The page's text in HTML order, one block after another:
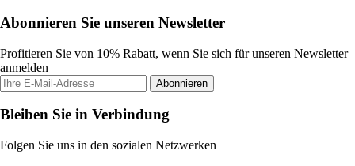
Abonnieren Sie unseren Newsletter
Profitieren Sie von 10% Rabatt, wenn Sie sich für unseren Newsletter
anmelden
Abonnieren
Bleiben Sie in Verbindung
Folgen Sie uns in den sozialen Netzwerken